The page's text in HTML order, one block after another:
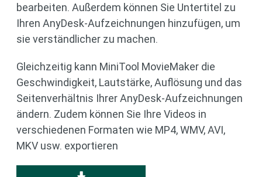
bearbeiten. Außerdem können Sie Untertitel zu
Ihren AnyDesk-Aufzeichnungen hinzufügen, um
sie verständlicher zu machen.
Gleichzeitig kann MiniTool MovieMaker die
Geschwindigkeit, Lautstärke, Auflösung und das
Seitenverhältnis Ihrer AnyDesk-Aufzeichnungen
ändern. Zudem können Sie Ihre Videos in
verschiedenen Formaten wie MP4, WMV, AVI,
MKV usw. exportieren